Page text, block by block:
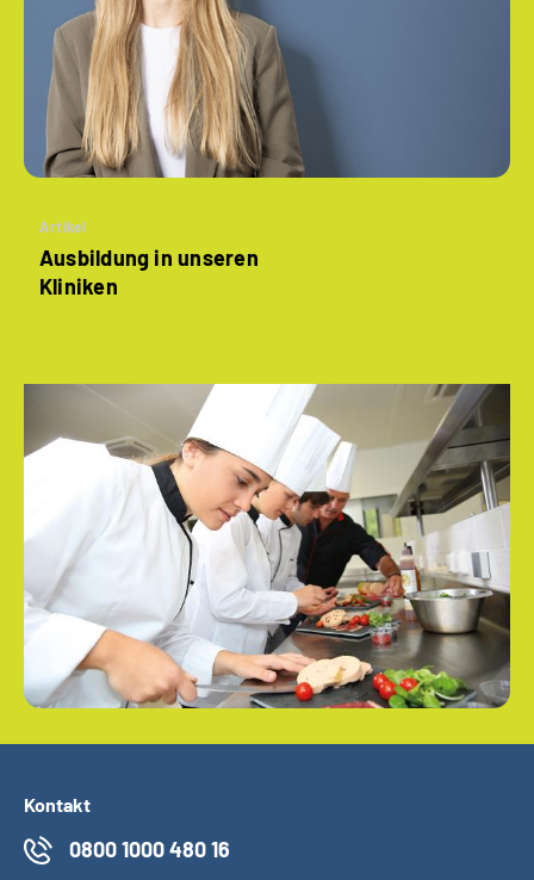
Artikel
Ausbildung in unseren
Kliniken
Kontakt
0800 1000 480 16